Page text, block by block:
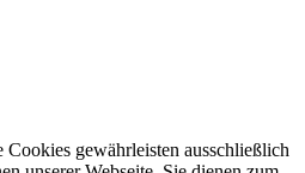
Cookies gewährleisten ausschließlich